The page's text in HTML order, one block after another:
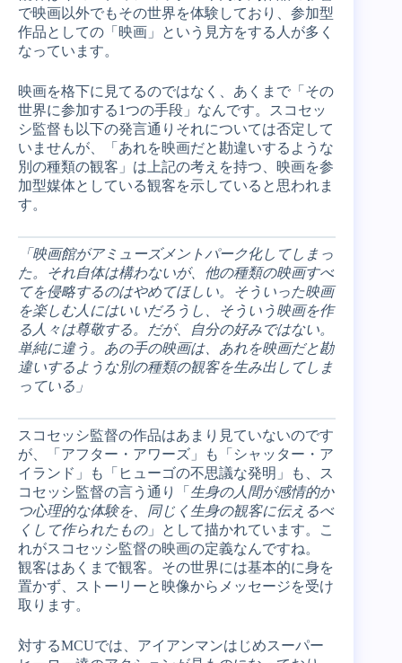
で映画以外でもその世界を体験しており、参加型
作品としての「映画」という見方をする人が多く
なっています。
映画を格下に見てるのではなく、あくまで「その
世界に参加する1つの手段」なんです。スコセッ
シ監督も以下の発言通りそれについては否定して
いませんが、「あれを映画だと勘違いするような
別の種類の観客」は上記の考えを持つ、映画を参
加型媒体としている観客を示していると思われま
す。
「映画館がアミューズメントパーク化してしまっ
た。それ自体は構わないが、他の種類の映画すべ
てを侵略するのはやめてほしい。そういった映画
を楽しむ人にはいいだろうし、そういう映画を作
る人々は尊敬する。だが、自分の好みではない。
単純に違う。あの手の映画は、あれを映画だと勘
違いするような別の種類の観客を生み出してしま
っている」
スコセッシ監督の作品はあまり見ていないのです
が、「アフター・アワーズ」も「シャッター・ア
イランド」も「ヒューゴの不思議な発明」も、ス
コセッシ監督の言う通り「 生身の人間が感情的か
つ心理的な体験を、同じく生身の観客に伝えるべ
くして作られたもの」として描かれています。こ
れがスコセッシ監督の映画の定義なんですね。
観客はあくまで観客。その世界には基本的に身を
置かず、ストーリーと映像からメッセージを受け
取ります。
対するMCUでは、アイアンマンはじめスーパー